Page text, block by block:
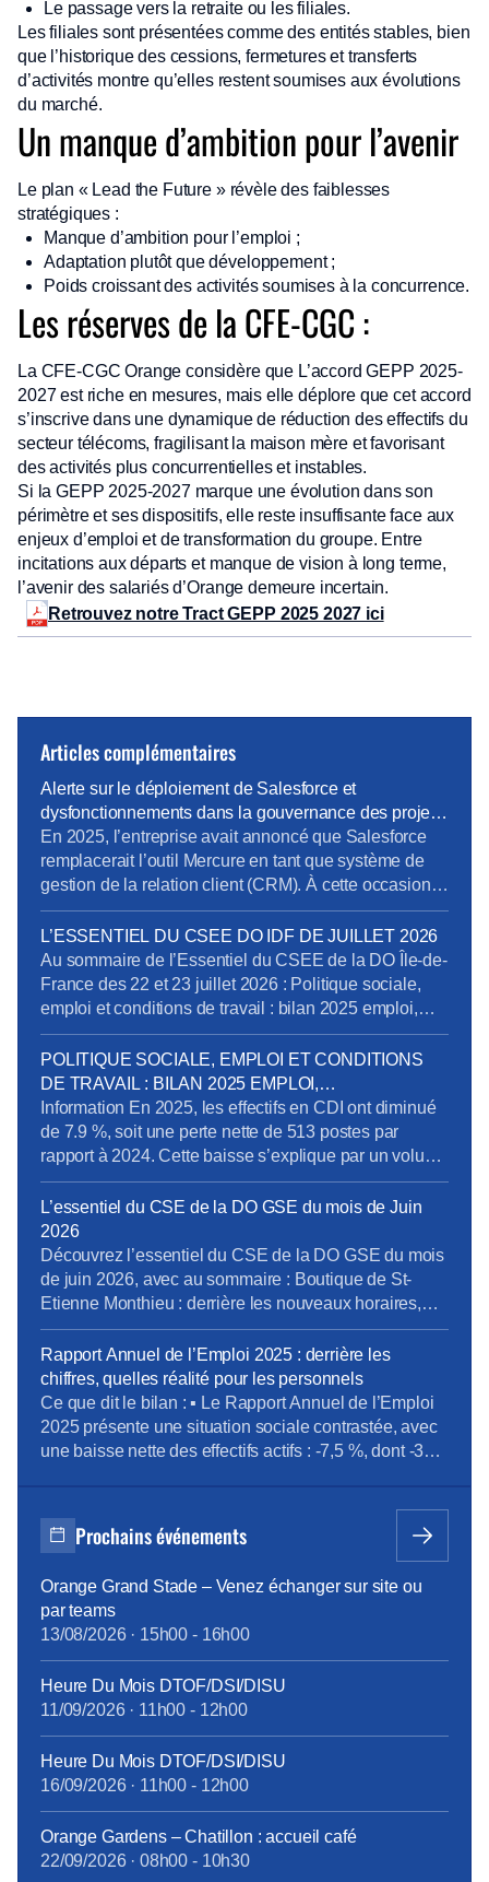
Le passage vers la retraite ou les filiales.
Les filiales sont présentées comme des entités stables, bien
que l’historique des cessions, fermetures et transferts
d’activités montre qu’elles restent soumises aux évolutions
du marché.
Un manque d’ambition pour l’avenir
Le plan « Lead the Future » révèle des faiblesses
stratégiques :
Manque d’ambition pour l’emploi ;
Adaptation plutôt que développement ;
Poids croissant des activités soumises à la concurrence.
Les réserves de la CFE-CGC :
La CFE-CGC Orange considère que L’accord GEPP 2025-
2027 est riche en mesures, mais elle déplore que cet accord
s’inscrive dans une dynamique de réduction des effectifs du
secteur télécoms, fragilisant la maison mère et favorisant
des activités plus concurrentielles et instables.
Si la GEPP 2025-2027 marque une évolution dans son
périmètre et ses dispositifs, elle reste insuffisante face aux
enjeux d’emploi et de transformation du groupe. Entre
incitations aux départs et manque de vision à long terme,
l’avenir des salariés d’Orange demeure incertain.
Retrouvez notre Tract GEPP 2025 2027 ici
Articles complémentaires
Alerte sur le déploiement de Salesforce et
dysfonctionnements dans la gouvernance des projets
métiers
En 2025, l’entreprise avait annoncé que Salesforce
remplacerait l’outil Mercure en tant que système de
gestion de la relation client (CRM). À cette occasion,
la Direction Pro-PME et la Direction du Système
d’Information (DSI) avaient sollicité chaque métier
pour élaborer un cahier des charges rigoureux,
destiné à prendre en compte les besoins terrain
spécifiques de […]
L’ESSENTIEL DU CSEE DO IDF DE JUILLET 2026
Au sommaire de l’Essentiel du CSEE de la DO Île-de-
France des 22 et 23 juillet 2026 : Politique sociale,
emploi et conditions de travail : bilan 2025 emploi,
perspectives et compétences Pôle Obligations
Légales de Paris : dénonciation d’usage et mise en
conformité des déclarations des heures et périodes
d’astreinte Recrutement d’un préventeur au sein […]
POLITIQUE SOCIALE, EMPLOI ET CONDITIONS
DE TRAVAIL : BILAN 2025 EMPLOI,
PERSPECTIVES ET COMPÉTENCES
Information En 2025, les effectifs en CDI ont diminué
de 7.9 %, soit une perte nette de 513 postes par
rapport à 2024. Cette baisse s’explique par un volume
important de départs de l’entreprise (392 au total, dont
348 départs à la retraite) qui ne sont pas remplacés.
On observe par ailleurs un net ralentissement […]
L’essentiel du CSE de la DO GSE du mois de Juin
2026
Découvrez l’essentiel du CSE de la DO GSE du mois
de juin 2026, avec au sommaire : Boutique de St-
Etienne Monthieu : derrière les nouveaux horaires,
quel impact réel? Rapport Annuel de l’Emploi 2025 :
derrière les chiffres, quelles réalité pour les
personnels Climatisation l’été, chauffage l’hiver : les
personnels ne doivent plus subir l’impréparation […]
Rapport Annuel de l’Emploi 2025 : derrière les
chiffres, quelles réalité pour les personnels
Ce que dit le bilan : ▪ Le Rapport Annuel de l’Emploi
2025 présente une situation sociale contrastée, avec
une baisse nette des effectifs actifs : -7,5 %, dont -373
des 318 sorties définitives, dont une très grande
majorité […]
Prochains événements
Orange Grand Stade – Venez échanger sur site ou
par teams
13/08/2026· 15h00 - 16h00
Heure Du Mois DTOF/DSI/DISU
11/09/2026· 11h00 - 12h00
Heure Du Mois DTOF/DSI/DISU
16/09/2026· 11h00 - 12h00
Orange Gardens – Chatillon : accueil café
22/09/2026· 08h00 - 10h30